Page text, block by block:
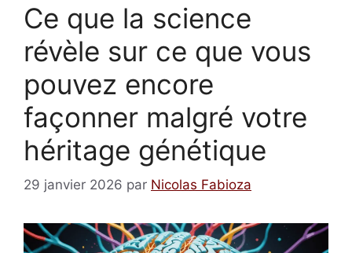
Ce que la science
révèle sur ce que vous
pouvez encore
façonner malgré votre
héritage génétique
29 janvier 2026 par Nicolas Fabioza